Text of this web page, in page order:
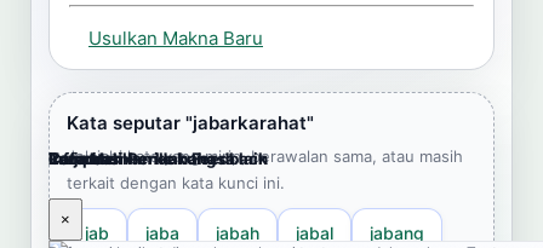
Usulkan Makna Baru
Cara Memberikan Feedback
×
Lampiran
×
Referensi Pendukung
×
Informasi
×
Terjemahkan ke bahasa lain
×
Kata seputar "jabarkarahat"
Jelajahi kata yang mirip, berawalan sama, atau masih
terkait dengan kata kunci ini.
jab jaba jabah jabal jabang